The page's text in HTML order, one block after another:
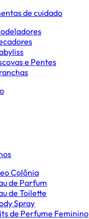
de cuidado
e Pentes
Colônia
de Parfum
de Toilette
Spray
de Perfume Feminino